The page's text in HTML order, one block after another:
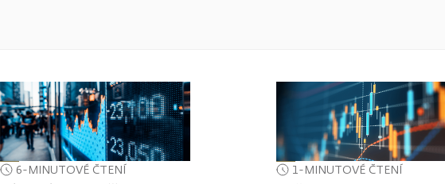
6-MINUTOVÉ ČTENÍ 1-MINUTOVÉ ČTENÍ